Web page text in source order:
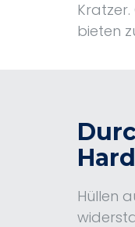
bieten
Hüllen